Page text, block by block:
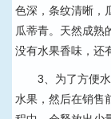
色深，条纹清晰，
瓜蒂青。天然成熟
没有水果香味，还
3、为了方便水
水果，然后在销售